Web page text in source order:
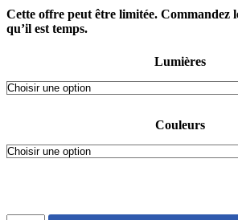
Cette offre peut être limitée. Commandez
qu’il est temps.
Lumières
Couleurs